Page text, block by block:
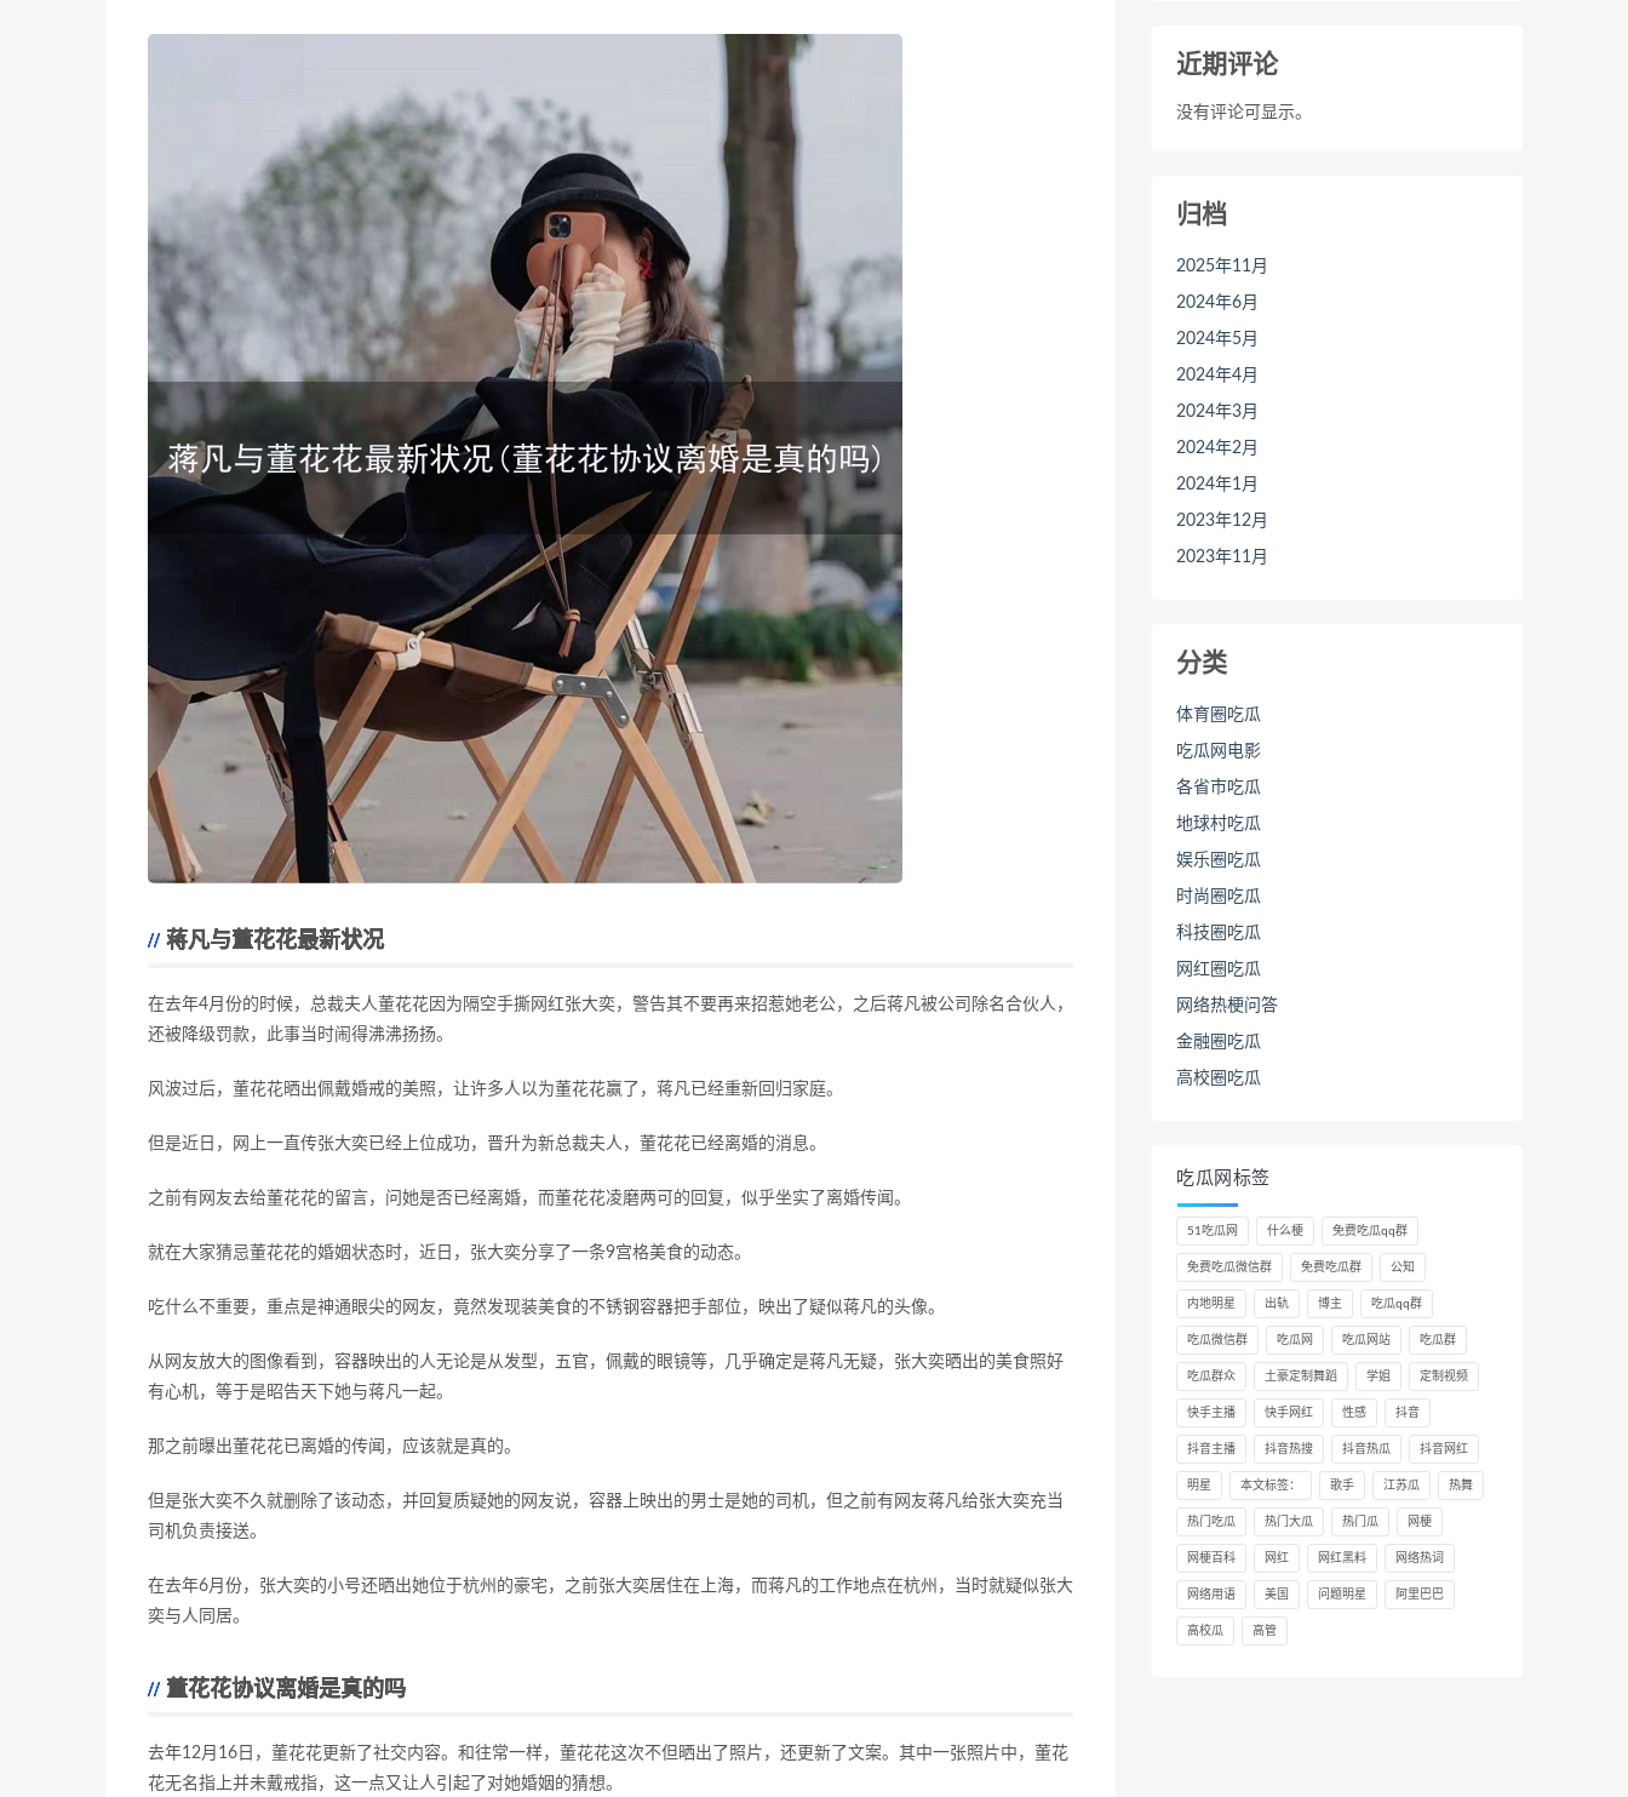
蒋凡与董花花最新状况
在去年4月份的时候，总裁夫人董花花因为隔空手撕网红张大奕，警告其不要再来招惹她老公，之后蒋凡被公司除名合伙人，
还被降级罚款，此事当时闹得沸沸扬扬。
风波过后，董花花晒出佩戴婚戒的美照，让许多人以为董花花赢了，蒋凡已经重新回归家庭。
但是近日，网上一直传张大奕已经上位成功，晋升为新总裁夫人，董花花已经离婚的消息。
之前有网友去给董花花的留言，问她是否已经离婚，而董花花凌磨两可的回复，似乎坐实了离婚传闻。
就在大家猜忌董花花的婚姻状态时，近日，张大奕分享了一条9宫格美食的动态。
吃什么不重要，重点是神通眼尖的网友，竟然发现装美食的不锈钢容器把手部位，映出了疑似蒋凡的头像。
从网友放大的图像看到，容器映出的人无论是从发型，五官，佩戴的眼镜等，几乎确定是蒋凡无疑，张大奕晒出的美食照好
有心机，等于是昭告天下她与蒋凡一起。
那之前曝出董花花已离婚的传闻，应该就是真的。
但是张大奕不久就删除了该动态，并回复质疑她的网友说，容器上映出的男士是她的司机，但之前有网友蒋凡给张大奕充当
司机负责接送。
在去年6月份，张大奕的小号还晒出她位于杭州的豪宅，之前张大奕居住在上海，而蒋凡的工作地点在杭州，当时就疑似张大
奕与人同居。
董花花协议离婚是真的吗
去年12月16日，董花花更新了社交内容。和往常一样，董花花这次不但晒出了照片，还更新了文案。其中一张照片中，董花
花无名指上并未戴戒指，这一点又让人引起了对她婚姻的猜想。
近期评论
没有评论可显示。
归档
2025年11月
2024年6月
2024年5月
2024年4月
2024年3月
2024年2月
2024年1月
2023年12月
2023年11月
分类
体育圈吃瓜
吃瓜网电影
各省市吃瓜
地球村吃瓜
娱乐圈吃瓜
时尚圈吃瓜
科技圈吃瓜
网红圈吃瓜
网络热梗问答
金融圈吃瓜
高校圈吃瓜
吃瓜网标签
51吃瓜网 什么梗 免费吃瓜qq群
免费吃瓜微信群 免费吃瓜群 公知
内地明星 出轨 博主 吃瓜qq群
吃瓜微信群 吃瓜网 吃瓜网站 吃瓜群
吃瓜群众 土豪定制舞蹈 学姐 定制视频
快手主播 快手网红 性感 抖音
抖音主播 抖音热搜 抖音热瓜 抖音网红
明星 本文标签： 歌手 江苏瓜 热舞
热门吃瓜 热门大瓜 热门瓜 网梗
网梗百科 网红 网红黑料 网络热词
网络用语 美国 问题明星 阿里巴巴
高校瓜 高管